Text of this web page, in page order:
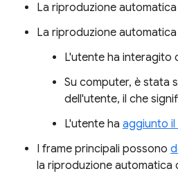
La riproduzione
La riproduzione
L'utente ha interagito
Su computer, è stata
dell'utente, il che
L'utente ha aggiunto il
I frame principali possono
la riproduzione automatica